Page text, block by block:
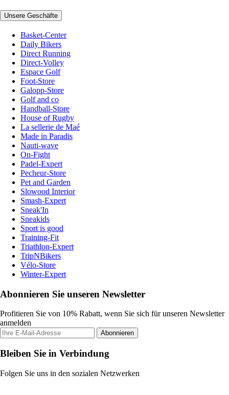
Unsere Geschäfte
Basket-Center
Daily Bikers
Direct Running
Direct-Volley
Espace Golf
Foot-Store
Galopp-Store
Golf and co
Handball-Store
House of Rugby
La sellerie de Maé
Made in Paradis
Nauti-wave
On-Fight
Padel-Expert
Pecheur-Store
Pet and Garden
Slowood Interior
Smash-Expert
Sneak'In
Sneakids
Sport is good
Training-Fit
Triathlon-Expert
TripNBikers
Vélo-Store
Winter-Expert
Abonnieren Sie unseren Newsletter
Profitieren Sie von 10% Rabatt, wenn Sie sich für unseren Newsletter
anmelden
Abonnieren
Bleiben Sie in Verbindung
Folgen Sie uns in den sozialen Netzwerken